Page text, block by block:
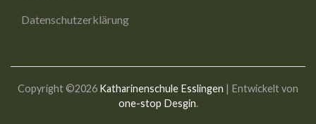
Datenschutzerklärung
Copyright ©2026 Katharinenschule Esslingen | Entwickelt von
one-stop Desgin.